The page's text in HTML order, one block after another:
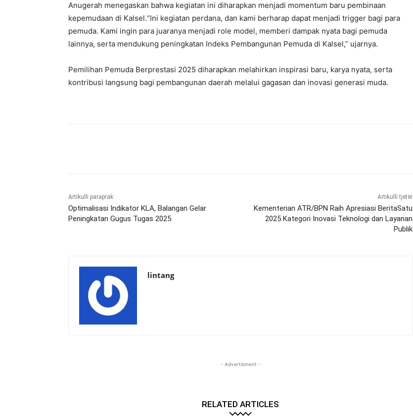
Anugerah menegaskan bahwa kegiatan ini diharapkan menjadi momentum baru pembinaan
kepemudaan di Kalsel.“Ini kegiatan perdana, dan kami berharap dapat menjadi trigger bagi para
pemuda. Kami ingin para juaranya menjadi role model, memberi dampak nyata bagi pemuda
lainnya, serta mendukung peningkatan Indeks Pembangunan Pemuda di Kalsel,” ujarnya.
Pemilihan Pemuda Berprestasi 2025 diharapkan melahirkan inspirasi baru, karya nyata, serta
kontribusi langsung bagi pembangunan daerah melalui gagasan dan inovasi generasi muda.
Artikulli paraprak
Optimalisasi Indikator KLA, Balangan Gelar
Peningkatan Gugus Tugas 2025
Artikulli tjetër
Kementerian ATR/BPN Raih Apresiasi BeritaSatu
2025 Kategori Inovasi Teknologi dan Layanan
Publik
lintang
- Advertisment -
RELATED ARTICLES